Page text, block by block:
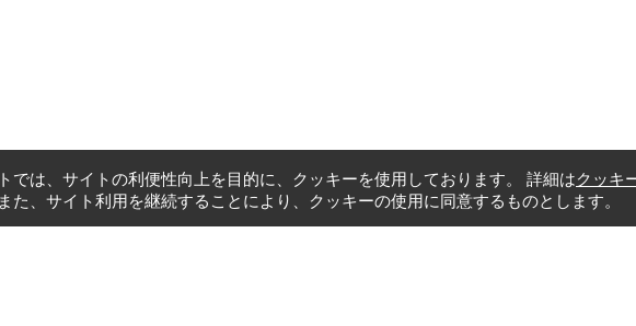
では、サイトの利便性向上を目的に、クッキーを使用しております。 詳細はクッキ
た、サイト利用を継続することにより、クッキーの使用に同意するものとします。